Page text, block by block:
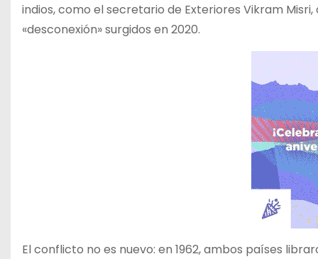
indios, como el secretario de Exteriores Vikram
«desconexión» surgidos en 2020.
El conflicto no es nuevo: en 1962, ambos países